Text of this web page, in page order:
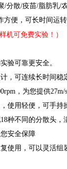
/分散/疫苗/脂肪乳/
便，可长时间运
机可免费实验！）
验可靠更安全。
，可连续长时间稳
，为您提供27m/
使用轻便，可手持
种不同的分散头，
安全保障
使用，可以灵活组